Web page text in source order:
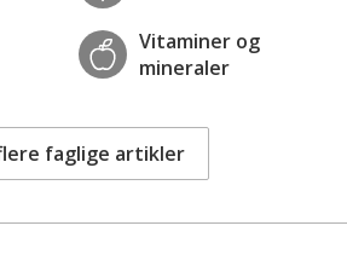
Vitaminer og
mineraler
faglige artikler